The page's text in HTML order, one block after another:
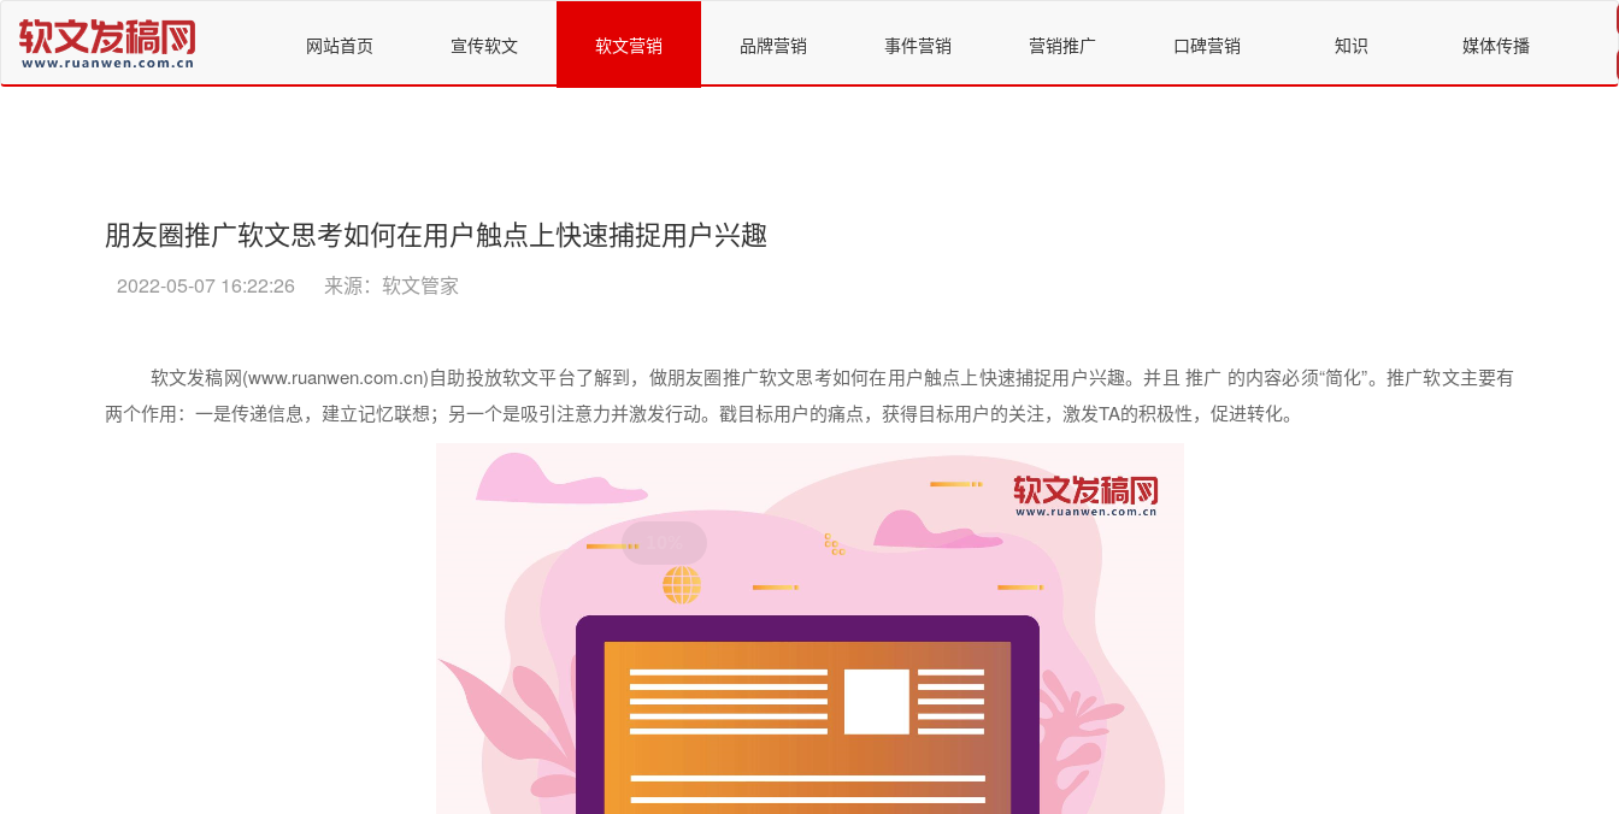
网站首页 宣传软文 软文营销 品牌营销 事件营销 营销推广 口碑营销 知识 媒体传播
朋友圈推广软文思考如何在用户触点上快速捕捉用户兴趣
2022-05-07 16:22:26 来源：软文管家
软文发稿网(www.ruanwen.com.cn)自助投放软文平台了解到，做朋友圈推广软文思考如何在用户触点上快速捕捉用户兴趣。并且推广 的内容必须“简化”。 推广软文主要有
两个作用：一是传递信息，建立记忆联想；另一个是吸引注意力并激发行动。戳目标用户的痛点，获得目标用户的关注，激发TA的积极性，促进转化。